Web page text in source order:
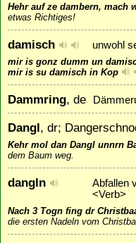
Hehr auf ze dambern, mach
etwas Richtiges!
damisch unwohl
mir is gonz dumm un
mir is su damisch in Kop
Dammring, de
Dangl, dr;
Kehr mol dan Dangl unnrn
dem Baum weg.
dangln
Abfallen
<Verb>
Nach 3 Togn fing dr
die ersten Nadeln vom